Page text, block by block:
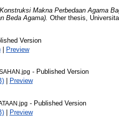
Konstruksi Makna Perbedaan Agama
Beda Agama). Other thesis,
Version
| Preview
- Published Version
|
Preview
- Published Version
|
Preview